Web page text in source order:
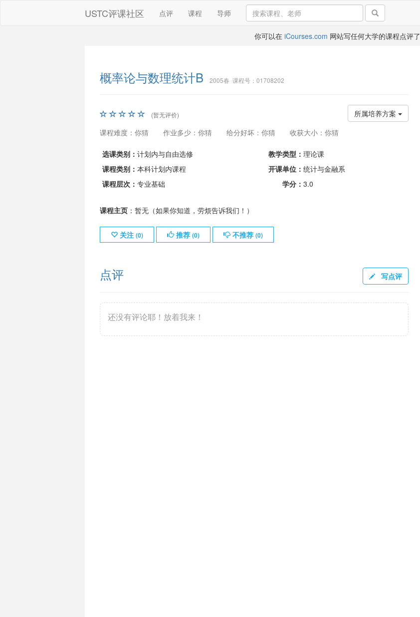
USTC评课社区 点评 课程 导师
你可以在 iCourses.com 网站写任何大学的课程点评了
概率论与数理统计B 2005春 课程号：01708202
所属培养方案
(暂无评价)
课程难度：你猜 作业多少：你猜 给分好坏：你猜 收获大小：你猜
选课类别： 计划内与自由选修 教学类型： 理论课
课程类别： 本科计划内课程 开课单位： 统计与金融系
课程层次： 专业基础 学分： 3.0
课程主页：暂无（如果你知道，劳烦告诉我们！）
关注 (0) 推荐 (0) 不推荐 (0)
点评 写点评
还没有评论耶！放着我来！